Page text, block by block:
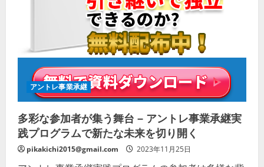
―
科
学
的
メ
ソ
ッ
ド
で
英
語
脳
を
作
る
アントレ事業承継
多彩な参加者が集う舞台 – アントレ事業承継実
践プログラムで新たな未来を切り開く
pikakichi2015@gmail.com 2023年11月25日